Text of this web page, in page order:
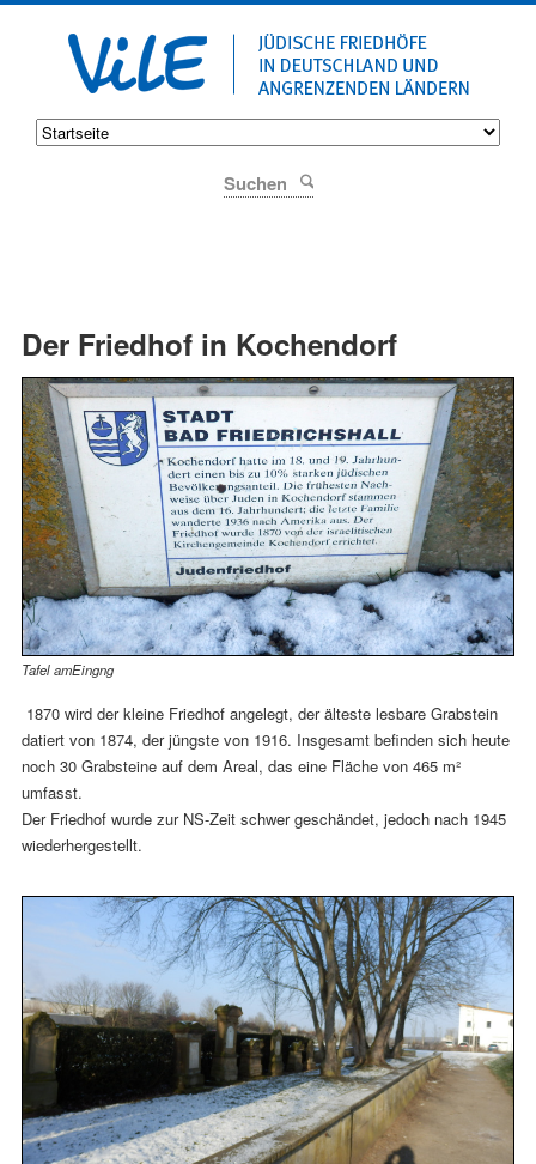
Der Friedhof in Kochendorf
Tafel amEingng
1870 wird der kleine Friedhof angelegt, der älteste lesbare Grabstein
datiert von 1874, der jüngste von 1916. Insgesamt befinden sich heute
noch 30 Grabsteine auf dem Areal, das eine Fläche von 465 m²
umfasst.
Der Friedhof wurde zur NS-Zeit schwer geschändet, jedoch nach 1945
wiederhergestellt.